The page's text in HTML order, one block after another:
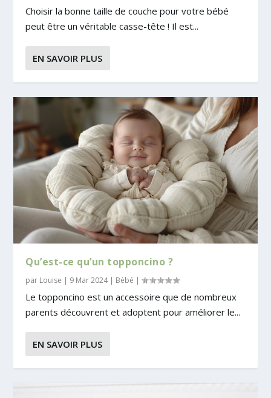
Choisir la bonne taille de couche pour votre bébé
peut être un véritable casse-tête ! Il est...
EN SAVOIR PLUS
Qu’est-ce qu’un topponcino ?
par Louise | 9 Mar 2024| Bébé |
Le topponcino est un accessoire que de nombreux
parents découvrent et adoptent pour améliorer le...
EN SAVOIR PLUS